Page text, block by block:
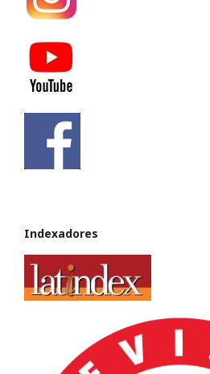
Indexadores